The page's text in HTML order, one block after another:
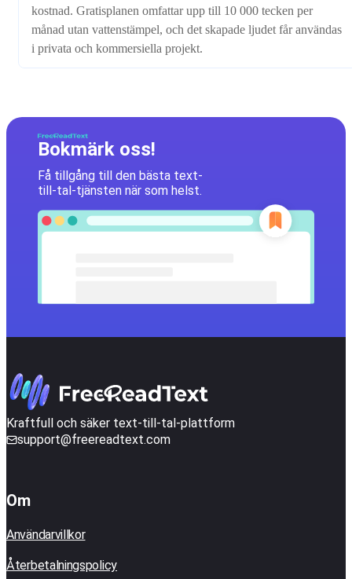
kostnad. Gratisplanen omfattar upp till 10 000 tecken per
månad utan vattenstämpel, och det skapade ljudet får användas
i privata och kommersiella projekt.
Bokmärk oss!
Få tillgång till den bästa text-
till-tal-tjänsten när som helst.
Kraftfull och säker text-till-tal-plattform
support@freereadtext.com
Om
Användarvillkor
Återbetalningspolicy